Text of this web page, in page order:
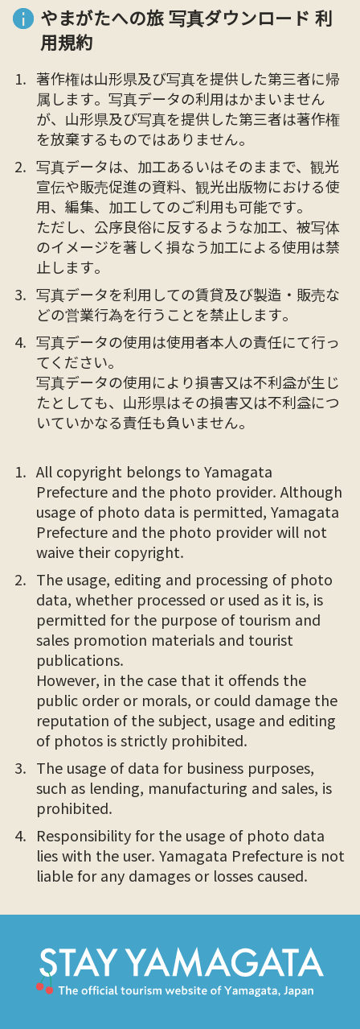
やまがたへの旅 写真ダウンロード 利
用規約
著作権は山形県及び写真を提供した第三者に帰
属します。写真データの利用はかまいません
が、山形県及び写真を提供した第三者は著作権
を放棄するものではありません。
写真データは、加工あるいはそのままで、観光
宣伝や販売促進の資料、観光出版物における使
用、編集、加工してのご利用も可能です。
ただし、公序良俗に反するような加工、被写体
のイメージを著しく損なう加工による使用は禁
止します。
写真データを利用しての賃貸及び製造・販売な
どの営業行為を行うことを禁止します。
写真データの使用は使用者本人の責任にて行っ
てください。
写真データの使用により損害又は不利益が生じ
たとしても、山形県はその損害又は不利益につ
いていかなる責任も負いません。
All copyright belongs to Yamagata
Prefecture and the photo provider. Although
usage of photo data is permitted, Yamagata
Prefecture and the photo provider will not
waive their copyright.
The usage, editing and processing of photo
data, whether processed or used as it is, is
permitted for the purpose of tourism and
sales promotion materials and tourist
publications.
However, in the case that it offends the
public order or morals, or could damage the
reputation of the subject, usage and editing
of photos is strictly prohibited.
The usage of data for business purposes,
such as lending, manufacturing and sales, is
prohibited.
Responsibility for the usage of photo data
lies with the user. Yamagata Prefecture is not
liable for any damages or losses caused.